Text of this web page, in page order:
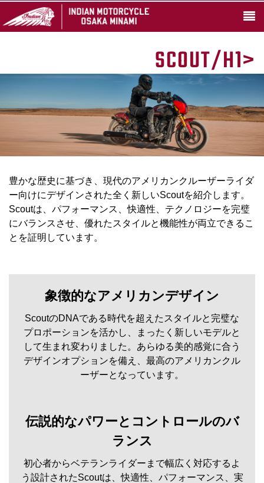
SCOUT/H1>
豊かな歴史に基づき、現代のアメリカンクルーザーライダ
ー向けにデザインされた全く新しいScoutを紹介します。
Scoutは、パフォーマンス、快適性、テクノロジーを完璧
にバランスさせ、優れたスタイルと機能性が両立できるこ
とを証明しています。
象徴的なアメリカンデザイン
ScoutのDNAである時代を超えたスタイルと完璧な
プロポーションを活かし、まったく新しいモデルと
して生まれ変わりました。あらゆる美的感覚に合う
デザインオプションを備え、最高のアメリカンクル
ーザーとなっています。
伝説的なパワーとコントロールのバ
ランス
初心者からベテランライダーまで幅広く対応するよ
う設計されたScoutは、快適性、パフォーマンス、実